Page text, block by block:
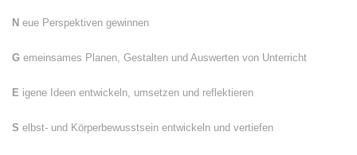
N eue Perspektiven gewinnen
G emeinsames Planen, Gestalten und Auswerten von Unterricht
E igene Ideen entwickeln, umsetzen und reflektieren
S elbst- und Körperbewusstsein entwickeln und vertiefen